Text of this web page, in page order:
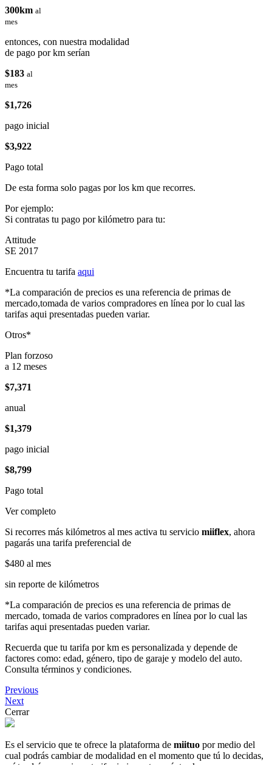
300km al
mes
entonces, con nuestra modalidad
de pago por km serían
$183 al
mes
$1,726
pago inicial
$3,922
Pago total
De esta forma solo pagas por los km que recorres.
Por ejemplo:
Si contratas tu pago por kilómetro para tu:
Attitude
SE 2017
Encuentra tu tarifa aqui
*La comparación de precios es una referencia de primas de
mercado,tomada de varios compradores en línea por lo cual las
tarifas aqui presentadas pueden variar.
Otros*
Plan forzoso
a 12 meses
$7,371
anual
$1,379
pago inicial
$8,799
Pago total
Ver completo
Si recorres más kilómetros al mes activa tu servicio miiflex, ahora
pagarás una tarifa preferencial de
$480 al mes
sin reporte de kilómetros
*La comparación de precios es una referencia de primas de
mercado, tomada de varios compradores en línea por lo cual las
tarifas aqui presentadas pueden variar.
Recuerda que tu tarifa por km es personalizada y depende de
factores como: edad, género, tipo de garaje y modelo del auto.
Consulta términos y condiciones.
Previous
Next
Cerrar
Es el servicio que te ofrece la plataforma de miituo por medio del
cual podrás cambiar de modalidad en el momento que tú lo decidas,